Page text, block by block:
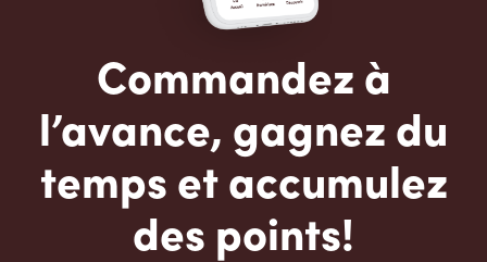
Commandez à
l’avance, gagnez du
temps et accumulez
des points!